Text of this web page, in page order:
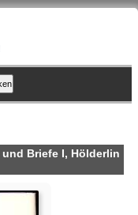
Briefe I, Hölderlin